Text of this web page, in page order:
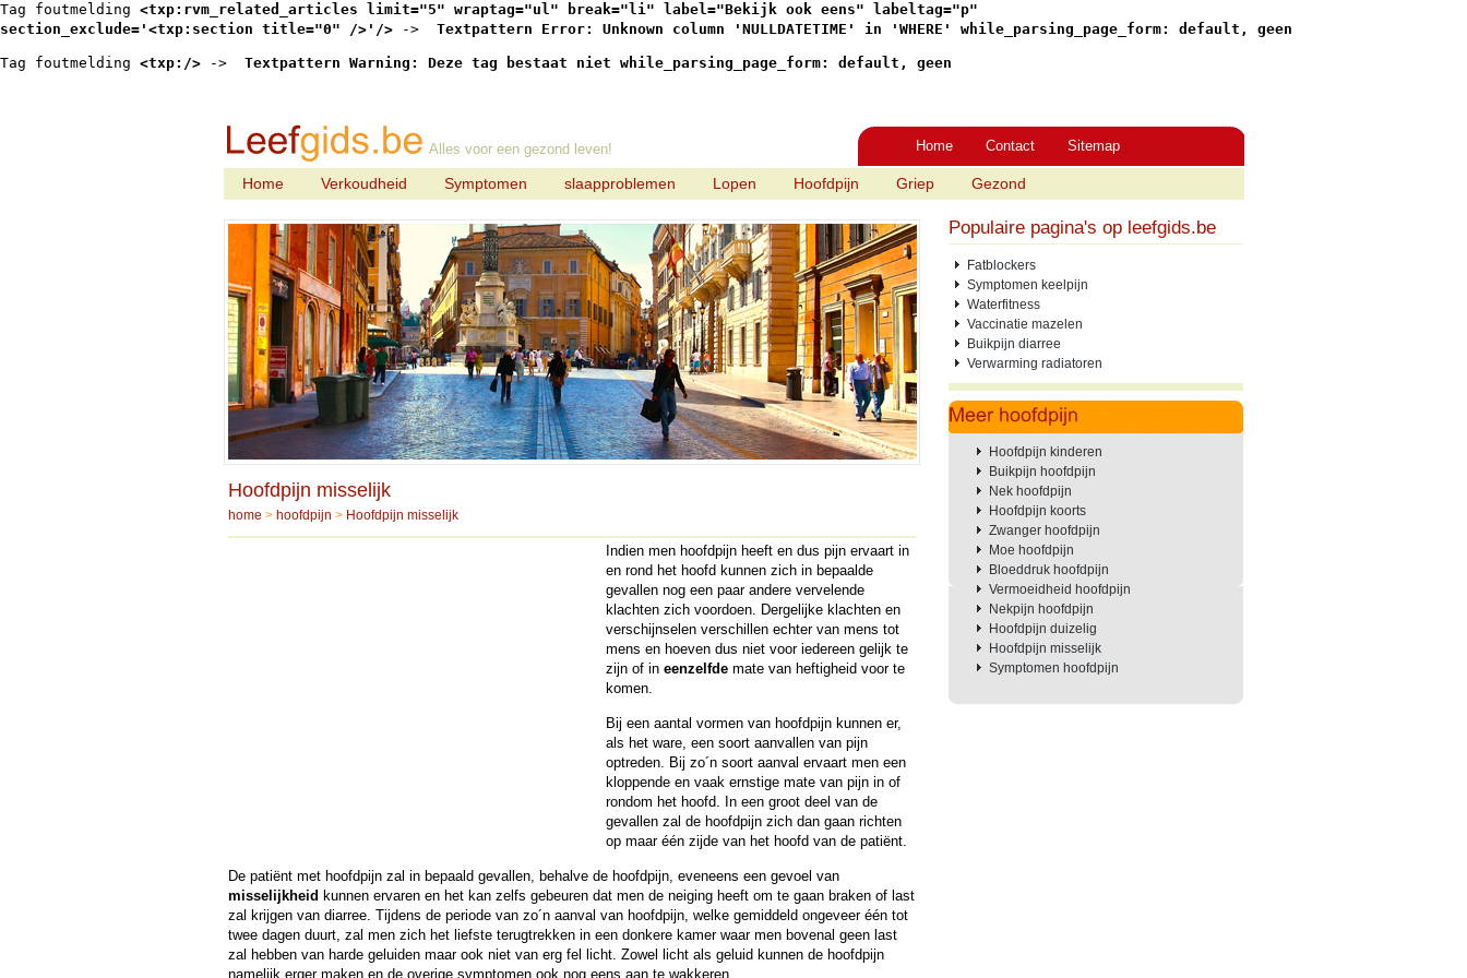
Tag foutmelding <txp:rvm_related_articles limit="5" wraptag="ul" break="li" label="Bekijk ook eens" labeltag="p"
section_exclude='<txp:section title="0" />'/> -> Textpattern Error: Unknown column 'NULLDATETIME' in 'WHERE' while_parsing_page_form: default, geen
Tag foutmelding <txp:/> -> Textpattern Warning: Deze tag bestaat niet while_parsing_page_form: default, geen
Alles voor een gezond leven! Home Contact Sitemap
Home Verkoudheid Symptomen slaapproblemen Lopen Hoofdpijn Griep Gezond
Hoofdpijn misselijk
home > hoofdpijn > Hoofdpijn misselijk
Indien men hoofdpijn heeft en dus pijn ervaart in
en rond het hoofd kunnen zich in bepaalde
gevallen nog een paar andere vervelende
klachten zich voordoen. Dergelijke klachten en
verschijnselen verschillen echter van mens tot
mens en hoeven dus niet voor iedereen gelijk te
zijn of in eenzelfdemate van heftigheid voor te
komen.
Bij een aantal vormen van hoofdpijn kunnen er,
als het ware, een soort aanvallen van pijn
optreden. Bij zo´n soort aanval ervaart men een
kloppende en vaak ernstige mate van pijn in of
rondom het hoofd. In een groot deel van de
gevallen zal de hoofdpijn zich dan gaan richten
op maar één zijde van het hoofd van de patiënt.
De patiënt met hoofdpijn zal in bepaald gevallen, behalve de hoofdpijn, eveneens een gevoel van
misselijkheid kunnen ervaren en het kan zelfs gebeuren dat men de neiging heeft om te gaan braken of last
zal krijgen van diarree. Tijdens de periode van zo´n aanval van hoofdpijn, welke gemiddeld ongeveer één tot
twee dagen duurt, zal men zich het liefste terugtrekken in een donkere kamer waar men bovenal geen last
zal hebben van harde geluiden maar ook niet van erg fel licht. Zowel licht als geluid kunnen de hoofdpijn
namelijk erger maken en de overige symptomen ook nog eens aan te wakkeren.
Populaire pagina's op leefgids.be
Fatblockers
Symptomen keelpijn
Waterfitness
Vaccinatie mazelen
Buikpijn diarree
Verwarming radiatoren
Hoofdpijn kinderen
Buikpijn hoofdpijn
Nek hoofdpijn
Hoofdpijn koorts
Zwanger hoofdpijn
Moe hoofdpijn
Bloeddruk hoofdpijn
Vermoeidheid hoofdpijn
Nekpijn hoofdpijn
Hoofdpijn duizelig
Hoofdpijn misselijk
Symptomen hoofdpijn